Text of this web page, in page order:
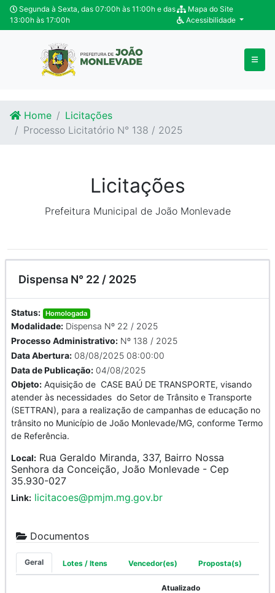
Ir para o conteúdo
Ir para o fim do conteúdo
Segunda à Sexta, das 07:00h às 11:00h e das
13:00h às 17:00h
Mapa do Site
Acessibilidade
Home
Licitações
Processo Licitatório N° 138 / 2025
Licitações
Prefeitura Municipal de João Monlevade
Dispensa N° 22 / 2025
Status: Homologada
Modalidade: Dispensa Nº 22 / 2025
Processo Administrativo: Nº 138 / 2025
Data Abertura: 08/08/2025 08:00:00
Data de Publicação: 04/08/2025
Objeto: Aquisição de CASE BAÚ DE TRANSPORTE, visando
atender às necessidades do Setor de Trânsito e Transporte
(SETTRAN), para a realização de campanhas de educação no
trânsito no Município de João Monlevade/MG, conforme Termo
de Referência.
Local: Rua Geraldo Miranda, 337, Bairro Nossa
Senhora da Conceição, João Monlevade - Cep
35.930-027
Link: licitacoes@pmjm.mg.gov.br
Documentos
Geral Lotes / Itens Vencedor(es) Proposta(s)
Atualizado